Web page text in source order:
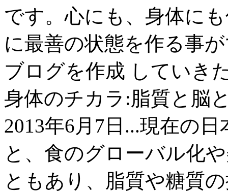
です。心にも、身体に
に最善の状態を作る事
ブログを作成 していき
身体のチカラ:脂質と脳
2013年6月7日...現在の
と、食のグローバル化
ともあり、脂質や糖質